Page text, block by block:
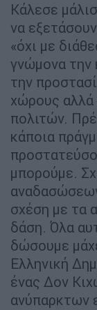
Κάλεσε
να
«όχι με
γνώμονα την
την
χώρους αλλά
πολιτών.
κάποια
μπορούμε.
σχέση με τα
δάση. Όλα
δώσουμε
Ελληνική
ένας Δον
ανύπαρκτων